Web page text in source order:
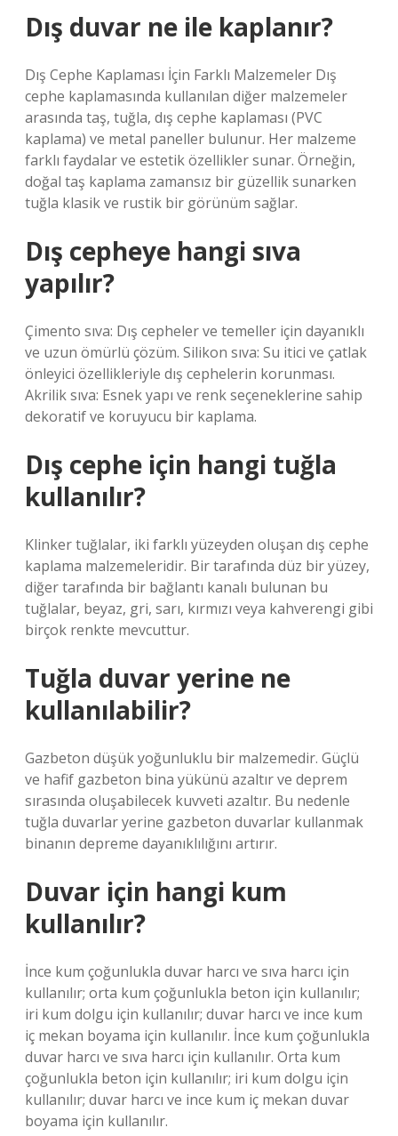
Dış duvar ne ile kaplanır?
Dış Cephe Kaplaması İçin Farklı Malzemeler Dış
cephe kaplamasında kullanılan diğer malzemeler
arasında taş, tuğla, dış cephe kaplaması (PVC
kaplama) ve metal paneller bulunur. Her malzeme
farklı faydalar ve estetik özellikler sunar. Örneğin,
doğal taş kaplama zamansız bir güzellik sunarken
tuğla klasik ve rustik bir görünüm sağlar.
Dış cepheye hangi sıva
yapılır?
Çimento sıva: Dış cepheler ve temeller için dayanıklı
ve uzun ömürlü çözüm. Silikon sıva: Su itici ve çatlak
önleyici özellikleriyle dış cephelerin korunması.
Akrilik sıva: Esnek yapı ve renk seçeneklerine sahip
dekoratif ve koruyucu bir kaplama.
Dış cephe için hangi tuğla
kullanılır?
Klinker tuğlalar, iki farklı yüzeyden oluşan dış cephe
kaplama malzemeleridir. Bir tarafında düz bir yüzey,
diğer tarafında bir bağlantı kanalı bulunan bu
tuğlalar, beyaz, gri, sarı, kırmızı veya kahverengi gibi
birçok renkte mevcuttur.
Tuğla duvar yerine ne
kullanılabilir?
Gazbeton düşük yoğunluklu bir malzemedir. Güçlü
ve hafif gazbeton bina yükünü azaltır ve deprem
sırasında oluşabilecek kuvveti azaltır. Bu nedenle
tuğla duvarlar yerine gazbeton duvarlar kullanmak
binanın depreme dayanıklılığını artırır.
Duvar için hangi kum
kullanılır?
İnce kum çoğunlukla duvar harcı ve sıva harcı için
kullanılır; orta kum çoğunlukla beton için kullanılır;
iri kum dolgu için kullanılır; duvar harcı ve ince kum
iç mekan boyama için kullanılır. İnce kum çoğunlukla
duvar harcı ve sıva harcı için kullanılır. Orta kum
çoğunlukla beton için kullanılır; iri kum dolgu için
kullanılır; duvar harcı ve ince kum iç mekan duvar
boyama için kullanılır.